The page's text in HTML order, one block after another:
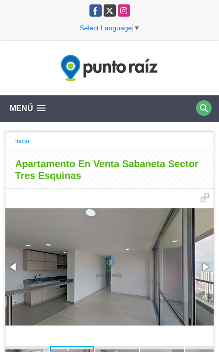
Facebook
X Instagram
Select Language ▼
MENÚ
Inicio
Apartamento En Venta Sabaneta Sector
Tres Esquinas